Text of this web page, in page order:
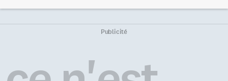
l’Institut, des représentants des
Conseils scolaires, ministères et
autres organismes du milieu de
également choisi d’ouvrir leurs
portes à ces futurs étudiants
pire, c’est que ces prétendus
élites ne comprennent pas
pourquoi les citoyens et
temps que ces gens qui veulent
gérer notre vie se rendent
Publicité